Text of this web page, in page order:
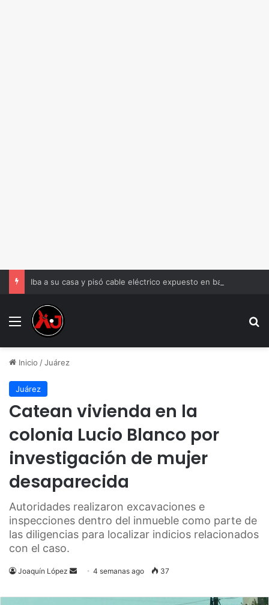
Iba a su casa y pisó cable eléctrico expuesto en banqueta
Menu
Inicio /Juárez
Juárez
Catean vivienda en la
colonia Lucio Blanco por
investigación de mujer
desaparecida
Autoridades realizaron excavaciones e
inspecciones dentro del inmueble como parte de
las diligencias para localizar indicios relacionados
con el caso.
Joaquín López
Send
email
4 semanas ago 37